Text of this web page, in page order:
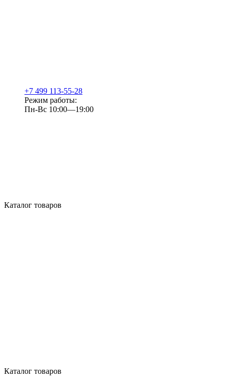
+7 499 113-55-28
Режим работы:
Пн-Вс 10:00—19:00
Каталог товаров
Каталог товаров